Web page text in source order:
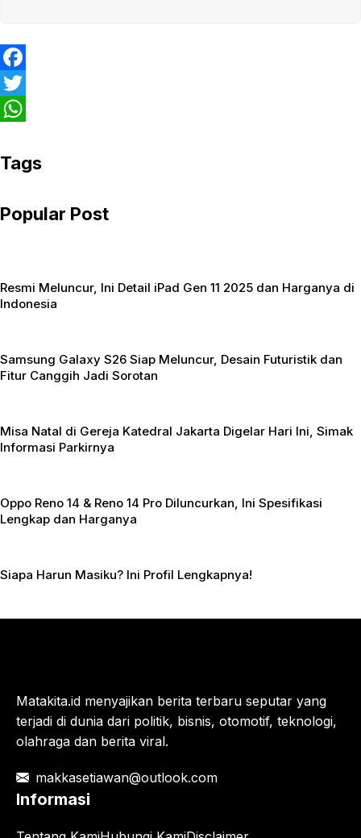
F
a
e
o
T
i
t
h
t
p
Tags
Popular Post
Resmi Meluncur, Ini Detail iPad Gen 11 2025 dan Harganya di
Indonesia
Samsung Galaxy S26 Siap Meluncur, Desain Futuristik dan
Fitur Canggih Jadi Sorotan
Misa Natal di Gereja Katedral Jakarta Digelar Hari Ini, Simak
Informasi Parkirnya
Oppo Reno 14 & Reno 14 Pro Diluncurkan, Ini Spesifikasi
Lengkap dan Harganya
Siapa Harun Masiku? Ini Profil Lengkapnya!
Matakita.id menyajikan berita terbaru seputar yang
terjadi di dunia dari politik, bisnis, otomotif, teknologi,
olahraga dan berita viral.
makkasetiawan@outlook.com
Informasi